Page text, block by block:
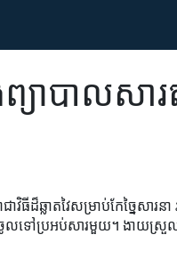
ព្យាបាលសា
លាតវៃសម្រាប់កែច្នៃសារនា
ចូលទៅប្រអប់សារមួយ។ ងាយស្រួ